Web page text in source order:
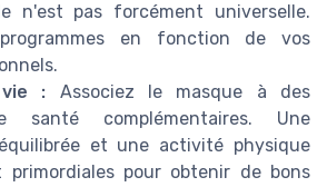
n'est pas forcément universelle.
en fonction de vos
vie : Associez le masque à des
santé complémentaires. Une
et une activité physique
primordiales pour obtenir de bons